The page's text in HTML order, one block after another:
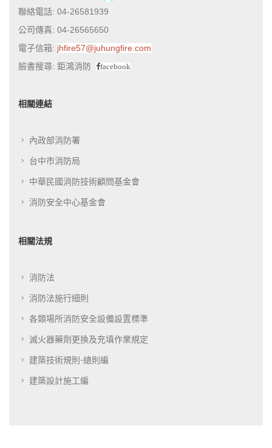
聯絡電話: 04-26581939
公司傳真: 04-26565650
電子信箱: jhfire57@juhungfire.com
臉書搜尋: 鉅鴻消防
facebook
相關連結
內政部消防署
台中市消防局
中華民國消防技術顧問基金會
消防安全中心基金會
相關法規
消防法
消防法施行細則
各類場所消防安全設備設置標準
滅火器藥劑更換及充填作業規定
建築技術規則-總則編
建築設計施工編